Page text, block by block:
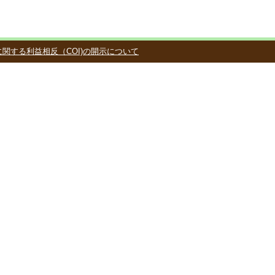
関する利益相反（COI)の開示について